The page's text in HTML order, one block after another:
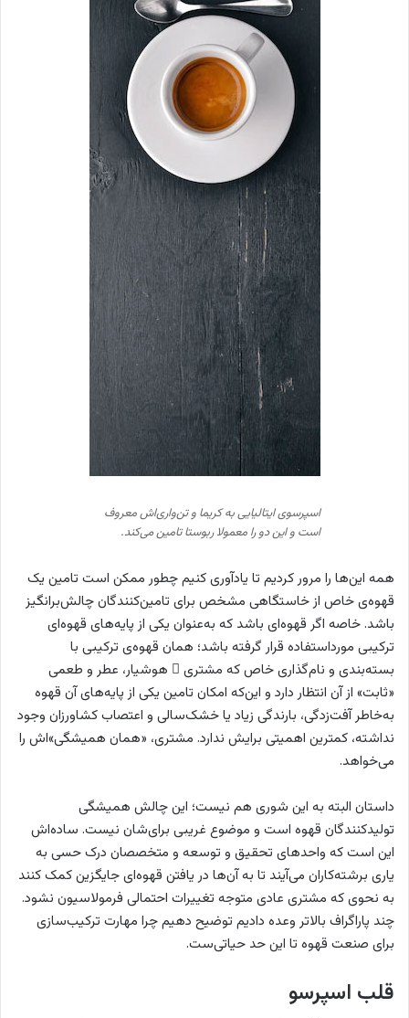
اسپرسوی ایتالیایی به کریما و تن‌واری‌اش معروف
است و این دو را معمولا ربوستا تامین می‌کند.
همه این‌ها را مرور کردیم تا یادآوری کنیم چطور ممکن است تامین یک
قهوه‌ی خاص از خاستگاهی مشخص برای تامین‌کنندگان چالش‌برانگیز
باشد. خاصه اگر قهوه‌ای باشد که به‌عنوان یکی از پایه‌های قهوه‌ای
ترکیبی مورداستفاده قرار گرفته باشد؛ همان قهوه‌ی ترکیبی با
بسته‌بندی و نام‌گذاری خاص که مشتری ِ هوشیار، عطر و طعمی
«ثابت» از آن انتظار دارد و این‌که امکان تامین یکی از پایه‌های آن قهوه
به‌خاطر آفت‌زدگی، بارندگی زیاد یا خشک‌سالی و اعتصاب کشاورزان وجود
نداشته، کمترین اهمیتی برایش ندارد. مشتری، «همان همیشگی»اش را
می‌خواهد.
داستان البته به این شوری هم نیست؛ این چالش همیشگی
تولیدکنندگان قهوه است و موضوع غریبی برای‌شان نیست. ساده‌اش
این است که واحدهای تحقیق و توسعه و متخصصان درک حسی به
یاری برشته‌کاران می‌آیند تا به آن‌ها در یافتن قهوه‌ای جایگزین کمک کنند
به نحوی که مشتری عادی متوجه تغییرات احتمالی فرمولاسیون نشود.
چند پاراگراف بالاتر وعده دادیم توضیح دهیم چرا مهارت ترکیب‌سازی
برای صنعت قهوه تا این حد حیاتی‌ست.
قلب اسپرسو